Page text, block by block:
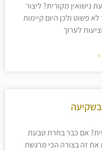
מקורית? ליצור
פשוט ולכן היום קיימות
לערוך
בשקיעה
אם כבר בחרת טבעת
את זה בצורה הכי מרגשת